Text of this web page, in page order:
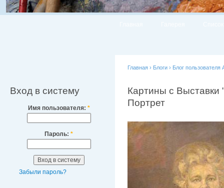
Вход в систему
Имя пользователя: *
Пароль: *
Забыли пароль?
Главная › Блоги › Блог
Картины с Выставки
Портрет